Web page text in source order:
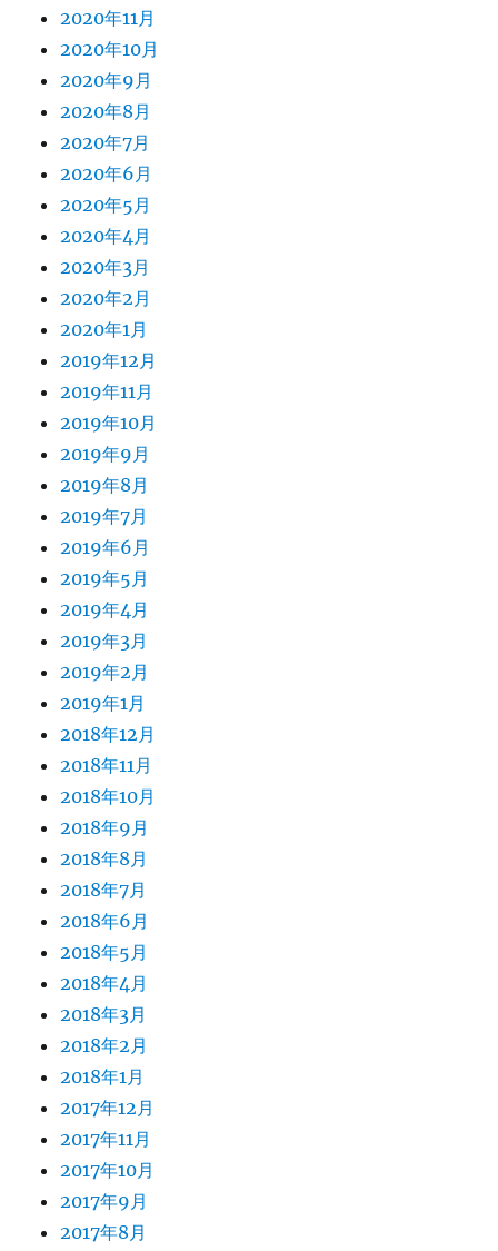
2020年11月
2020年10月
2020年9月
2020年8月
2020年7月
2020年6月
2020年5月
2020年4月
2020年3月
2020年2月
2020年1月
2019年12月
2019年11月
2019年10月
2019年9月
2019年8月
2019年7月
2019年6月
2019年5月
2019年4月
2019年3月
2019年2月
2019年1月
2018年12月
2018年11月
2018年10月
2018年9月
2018年8月
2018年7月
2018年6月
2018年5月
2018年4月
2018年3月
2018年2月
2018年1月
2017年12月
2017年11月
2017年10月
2017年9月
2017年8月